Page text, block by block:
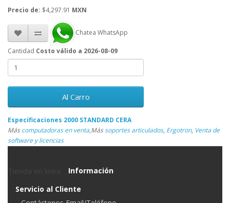
Precio de: $4,297.91 MXN
Chatea WhatsApp
Cantidad Costo válido a 2026-08-09
Al Carro
Especificaciones 2000 STANDARD CERA
Máscomputadoras en venta,Mássoportes articulados, Ergotron, Venta de
software y licencias
Información
Servicio al Cliente